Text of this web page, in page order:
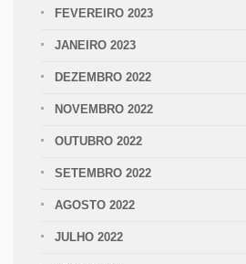
FEVEREIRO 2023
JANEIRO 2023
DEZEMBRO 2022
NOVEMBRO 2022
OUTUBRO 2022
SETEMBRO 2022
AGOSTO 2022
JULHO 2022